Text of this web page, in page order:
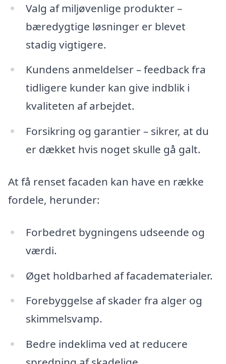
Valg af miljøvenlige produkter –
bæredygtige løsninger er blevet
stadig vigtigere.
Kundens anmeldelser – feedback fra
tidligere kunder kan give indblik i
kvaliteten af arbejdet.
Forsikring og garantier – sikrer, at du
er dækket hvis noget skulle gå galt.
At få renset facaden kan have en række
fordele, herunder:
Forbedret bygningens udseende og
værdi.
Øget holdbarhed af facadematerialer.
Forebyggelse af skader fra alger og
skimmelsvamp.
Bedre indeklima ved at reducere